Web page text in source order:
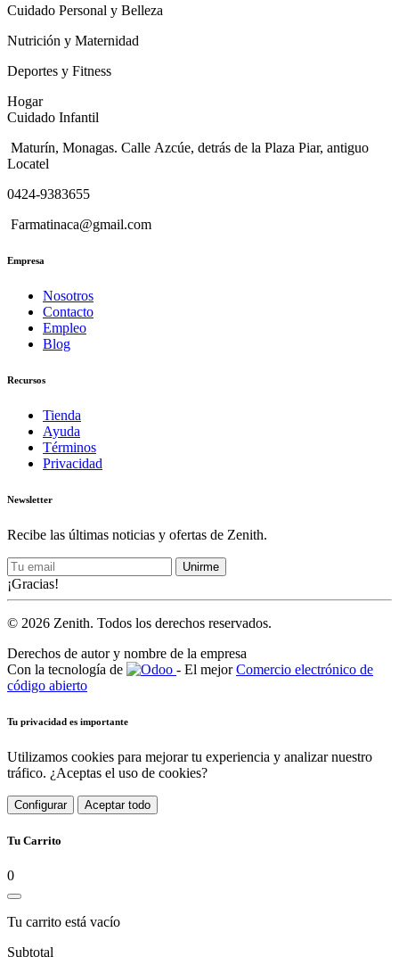
Cuidado Personal y Belleza
Nutrición y Maternidad
Deportes y Fitness
Hogar
Cuidado Infantil
Maturín, Monagas. Calle Azcúe, detrás de la Plaza Piar, antiguo
Locatel
0424-9383655
Farmatinaca@gmail.com
Empresa
Nosotros
Contacto
Empleo
Blog
Recursos
Tienda
Ayuda
Términos
Privacidad
Newsletter
Recibe las últimas noticias y ofertas de Zenith.
Unirme
¡Gracias!
© 2026 Zenith. Todos los derechos reservados.
Derechos de autor y nombre de la empresa
Con la tecnología de
- El mejorComercio electrónico de
código abierto
Tu privacidad es importante
Utilizamos cookies para mejorar tu experiencia y analizar nuestro
tráfico. ¿Aceptas el uso de cookies?
Configurar Aceptar todo
Tu Carrito
0
Tu carrito está vacío
Subtotal